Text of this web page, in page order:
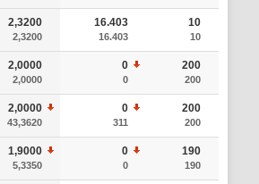
2,3200
2,3200
16.403
16.403
10
10
2,0000
2,0000
0
0
200
200
2,0000
43,3620
0
311
200
200
1,9000
5,3350
0
0
190
190